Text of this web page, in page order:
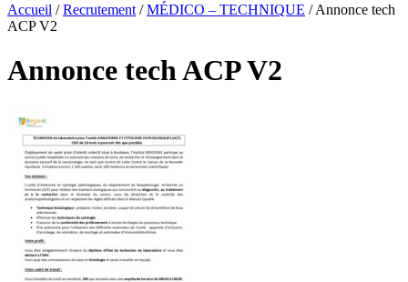
Accueil /Recrutement /MÉDICO – TECHNIQUE /Annonce tech
ACP V2
Annonce tech ACP V2